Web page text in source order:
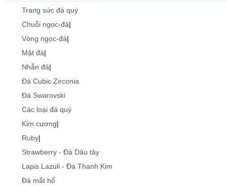
Trang sức đá quý
Chuỗi ngọc-đá|
Vòng ngọc-đá|
Mặt đá|
Nhẫn đá|
Đá Cubic Zirconia
Đá Swarovski
Các loại đá quý
Kim cương|
Ruby|
Strawberry - Đá Dâu tây
Lapis Lazuli - Đá Thanh Kim
Đá mắt hổ